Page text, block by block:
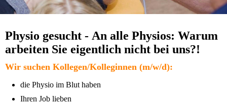
Physio gesucht - An alle Physios: Warum
arbeiten Sie eigentlich nicht bei uns?!
Wir suchen Kollegen/Kolleginnen (m/w/d):
die Physio im Blut haben
Ihren Job lieben